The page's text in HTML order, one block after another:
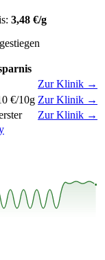
3,48 €/g
Zur Klinik →
€/10g Zur Klinik →
Zur Klinik →